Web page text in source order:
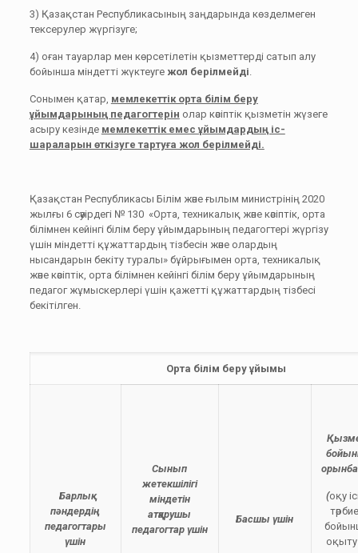
3) Қазақстан Республикасының заңдарында көзделмеген
тексерулер жүргізуге;
4) оған тауарлар мен көрсетілетін қызметтерді сатып алу
бойынша міндетті жүктеуге жол берілмейді.
Сонымен қатар, мемлекеттік орта білім беру
ұйымдарының педагогтерін олар кәсіптік қызметін жүзеге
асыру кезінде мемлекеттік емес ұйымдардың іс-
шараларын өткізуге тартуға жол берілмейді.
Қазақстан Республикасы Білім және ғылым министрінің 2020
жылғы 6 сәуірдегі № 130 «Орта, техникалық және кәсіптік, орта
білімнен кейінгі білім беру ұйымдарының педагогтері жүргізу
үшін міндетті құжаттардың тізбесін және олардың
нысандарын бекіту туралы» бұйрығымен орта, техникалық
және кәсіптік, орта білімнен кейінгі білім беру ұйымдарының
педагог жұмыскерлерi үшiн қажеттi құжаттардың тiзбесi
бекітілген.
Орта білім беру ұйымы
Барлық
пәндердің
педагогтары
үшін
Сынып
жетекшілігі
міндетін
атқарушы
педагогтар үшін
Басшы үшін
(оқу